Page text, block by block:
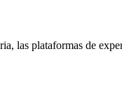
las plataformas de